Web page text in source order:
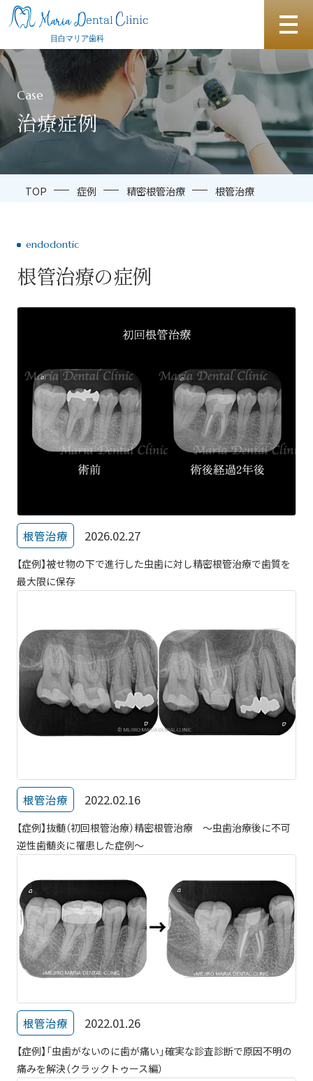
Case
治療症例
TOP 症例 精密根管治療 根管治療
endodontic
根管治療の症例
根管治療 2026.02.27
【症例】被せ物の下で進行した虫歯に対し精密根管治療で歯質を
最大限に保存
根管治療 2022.02.16
【症例】抜髄（初回根管治療）精密根管治療 ～虫歯治療後に不可
逆性歯髄炎に罹患した症例～
根管治療 2022.01.26
【症例】「虫歯がないのに歯が痛い」確実な診査診断で原因不明の
痛みを解決（クラックトゥース編）